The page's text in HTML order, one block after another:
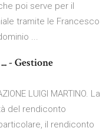
poi serve per il
tramite le Francesco
...
- Gestione
LUIGI MARTINO. La
del rendiconto
il rendiconto